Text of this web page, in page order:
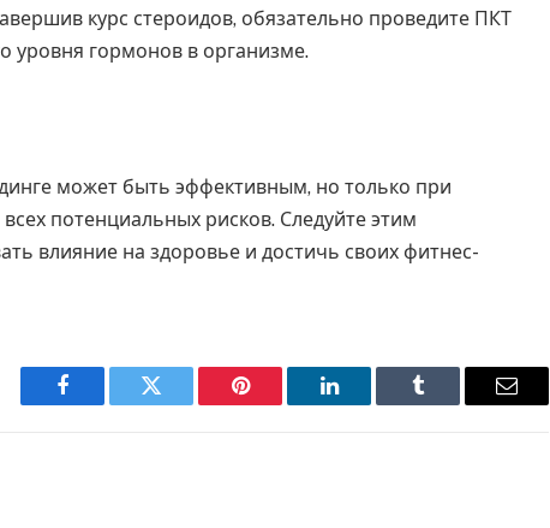
курс стероидов, обязательно проведите ПКТ
уровня гормонов в организме.
может быть эффективным, но только при
потенциальных рисков. Следуйте этим
влияние на здоровье и достичь своих фитнес-
Facebook Twitter Pinterest LinkedIn Tumblr Email